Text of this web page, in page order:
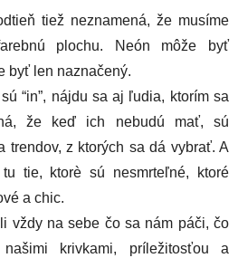
tiež neznamená, že musíme
plochu. Neón môže byť
byť len naznačený.
“in”, nájdu sa aj ľudia, ktorím sa
že keď ich nebudú mať, sú
trendov, z ktorých sa dá vybrať. A
tie, ktorè sú nesmrteľné, ktoré
a chic.
vždy na sebe čo sa nám páči, čo
krivkami, príležitosťou a